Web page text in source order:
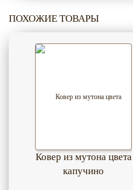
ПОХОЖИЕ ТОВАРЫ
Ковер из мутона цвета
капучино